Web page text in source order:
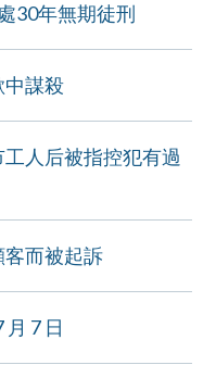
30年無期徒刑
中謀殺
人后被指控犯有過
而被起訴
7 日